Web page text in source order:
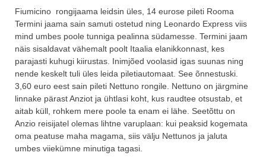
Fiumicino rongijaama leidsin üles, 14 eurose pileti Rooma
Termini jaama sain samuti ostetud ning Leonardo Express viis
mind umbes poole tunniga pealinna südamesse. Termini jaam
näis sisaldavat vähemalt poolt Itaalia elanikkonnast, kes
parajasti kuhugi kiirustas. Inimjõed voolasid igas suunas ning
nende keskelt tuli üles leida piletiautomaat. See õnnestuski.
3,60 euro eest sain pileti Nettuno rongile. Nettuno on järgmine
linnake pärast Anziot ja ühtlasi koht, kus raudtee otsustab, et
aitab küll, rohkem mere poole ta enam ei lähe. Seetõttu on
Anzio reisijatel olemas lihtne varuplaan: kui peaksid kogemata
oma peatuse maha magama, siis välju Nettunos ja jaluta
umbes viiekümne minutiga tagasi.